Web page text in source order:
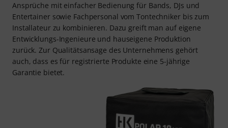
Ansprüche mit einfacher Bedienung für Bands, DJs und
Entertainer sowie Fachpersonal vom Tontechniker bis zum
Installateur zu kombinieren. Dazu greift man auf eigene
Entwicklungs-Ingenieure und hauseigene Produktion
zurück. Zur Qualitätsansage des Unternehmens gehört
auch, dass es für registrierte Produkte eine 5-jährige
Garantie bietet.